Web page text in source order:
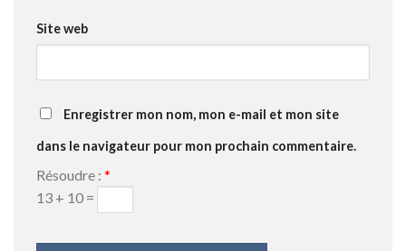
Site web
Enregistrer mon nom, mon e-mail et mon site
dans le navigateur pour mon prochain commentaire.
Résoudre : *
13 + 10 =